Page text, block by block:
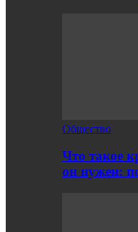
Общество
Что такое
он нужен: